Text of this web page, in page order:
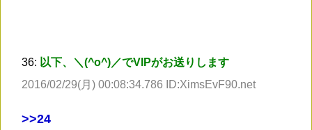
36: 以下、＼(^o^)／でVIPがお送りします
2016/02/29(月) 00:08:34.786 ID:XimsEvF90.net
>>24